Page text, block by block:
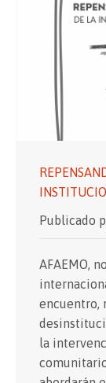
Publicado
AFAEMO,
encuentro,
la